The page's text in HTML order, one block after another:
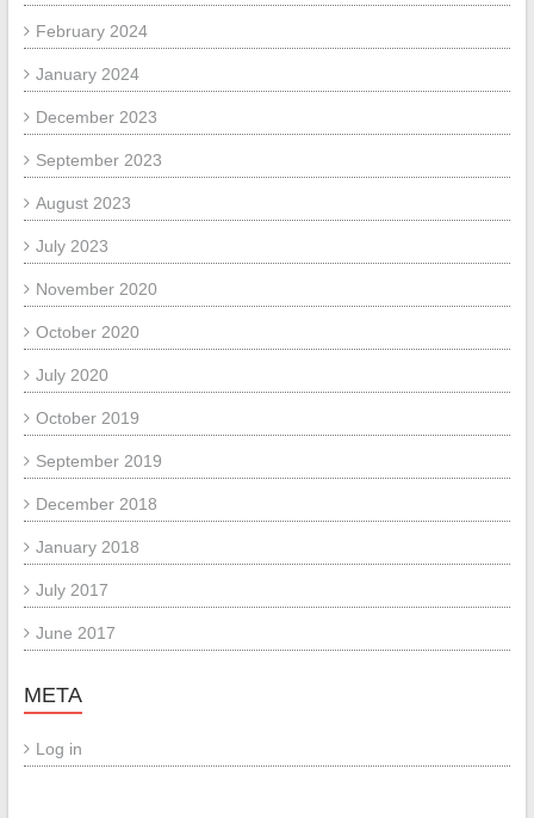
February 2024
January 2024
December 2023
September 2023
August 2023
July 2023
November 2020
October 2020
July 2020
October 2019
September 2019
December 2018
January 2018
July 2017
June 2017
META
Log in